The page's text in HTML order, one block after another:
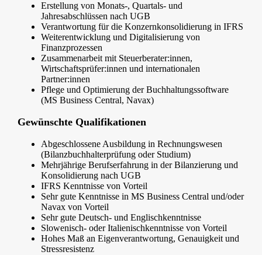
Erstellung von Monats-, Quartals- und
Jahresabschlüssen nach UGB
Verantwortung für die Konzernkonsolidierung in IFRS
Weiterentwicklung und Digitalisierung von
Finanzprozessen
Zusammenarbeit mit Steuerberater:innen,
Wirtschaftsprüfer:innen und internationalen
Partner:innen
Pflege und Optimierung der Buchhaltungssoftware
(MS Business Central, Navax)
Gewünschte Qualifikationen
Abgeschlossene Ausbildung in Rechnungswesen
(Bilanzbuchhalterprüfung oder Studium)
Mehrjährige Berufserfahrung in der Bilanzierung und
Konsolidierung nach UGB
IFRS Kenntnisse von Vorteil
Sehr gute Kenntnisse in MS Business Central und/oder
Navax von Vorteil
Sehr gute Deutsch- und Englischkenntnisse
Slowenisch- oder Italienischkenntnisse von Vorteil
Hohes Maß an Eigenverantwortung, Genauigkeit und
Stressresistenz